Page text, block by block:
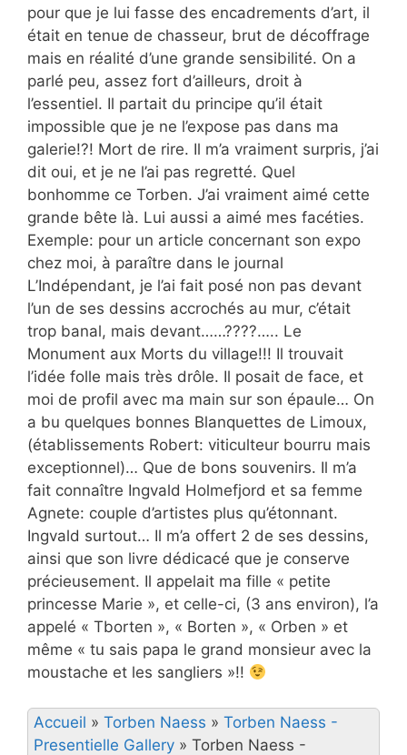
pour que je lui fasse des encadrements d’art, il
était en tenue de chasseur, brut de décoffrage
mais en réalité d’une grande sensibilité. On a
parlé peu, assez fort d’ailleurs, droit à
l’essentiel. Il partait du principe qu’il était
impossible que je ne l’expose pas dans ma
galerie!?! Mort de rire. Il m’a vraiment surpris, j’ai
dit oui, et je ne l’ai pas regretté. Quel
bonhomme ce Torben. J’ai vraiment aimé cette
grande bête là. Lui aussi a aimé mes facéties.
Exemple: pour un article concernant son expo
chez moi, à paraître dans le journal
L’Indépendant, je l’ai fait posé non pas devant
l’un de ses dessins accrochés au mur, c’était
trop banal, mais devant……????….. Le
Monument aux Morts du village!!! Il trouvait
l’idée folle mais très drôle. Il posait de face, et
moi de profil avec ma main sur son épaule… On
a bu quelques bonnes Blanquettes de Limoux,
(établissements Robert: viticulteur bourru mais
exceptionnel)… Que de bons souvenirs. Il m’a
fait connaître Ingvald Holmefjord et sa femme
Agnete: couple d’artistes plus qu’étonnant.
Ingvald surtout… Il m’a offert 2 de ses dessins,
ainsi que son livre dédicacé que je conserve
précieusement. Il appelait ma fille « petite
princesse Marie », et celle-ci, (3 ans environ), l’a
appelé « Tborten », « Borten », « Orben » et
même « tu sais papa le grand monsieur avec la
moustache et les sangliers »!!
Accueil » Torben Naess » Torben Naess -
Presentielle Gallery » Torben Naess -